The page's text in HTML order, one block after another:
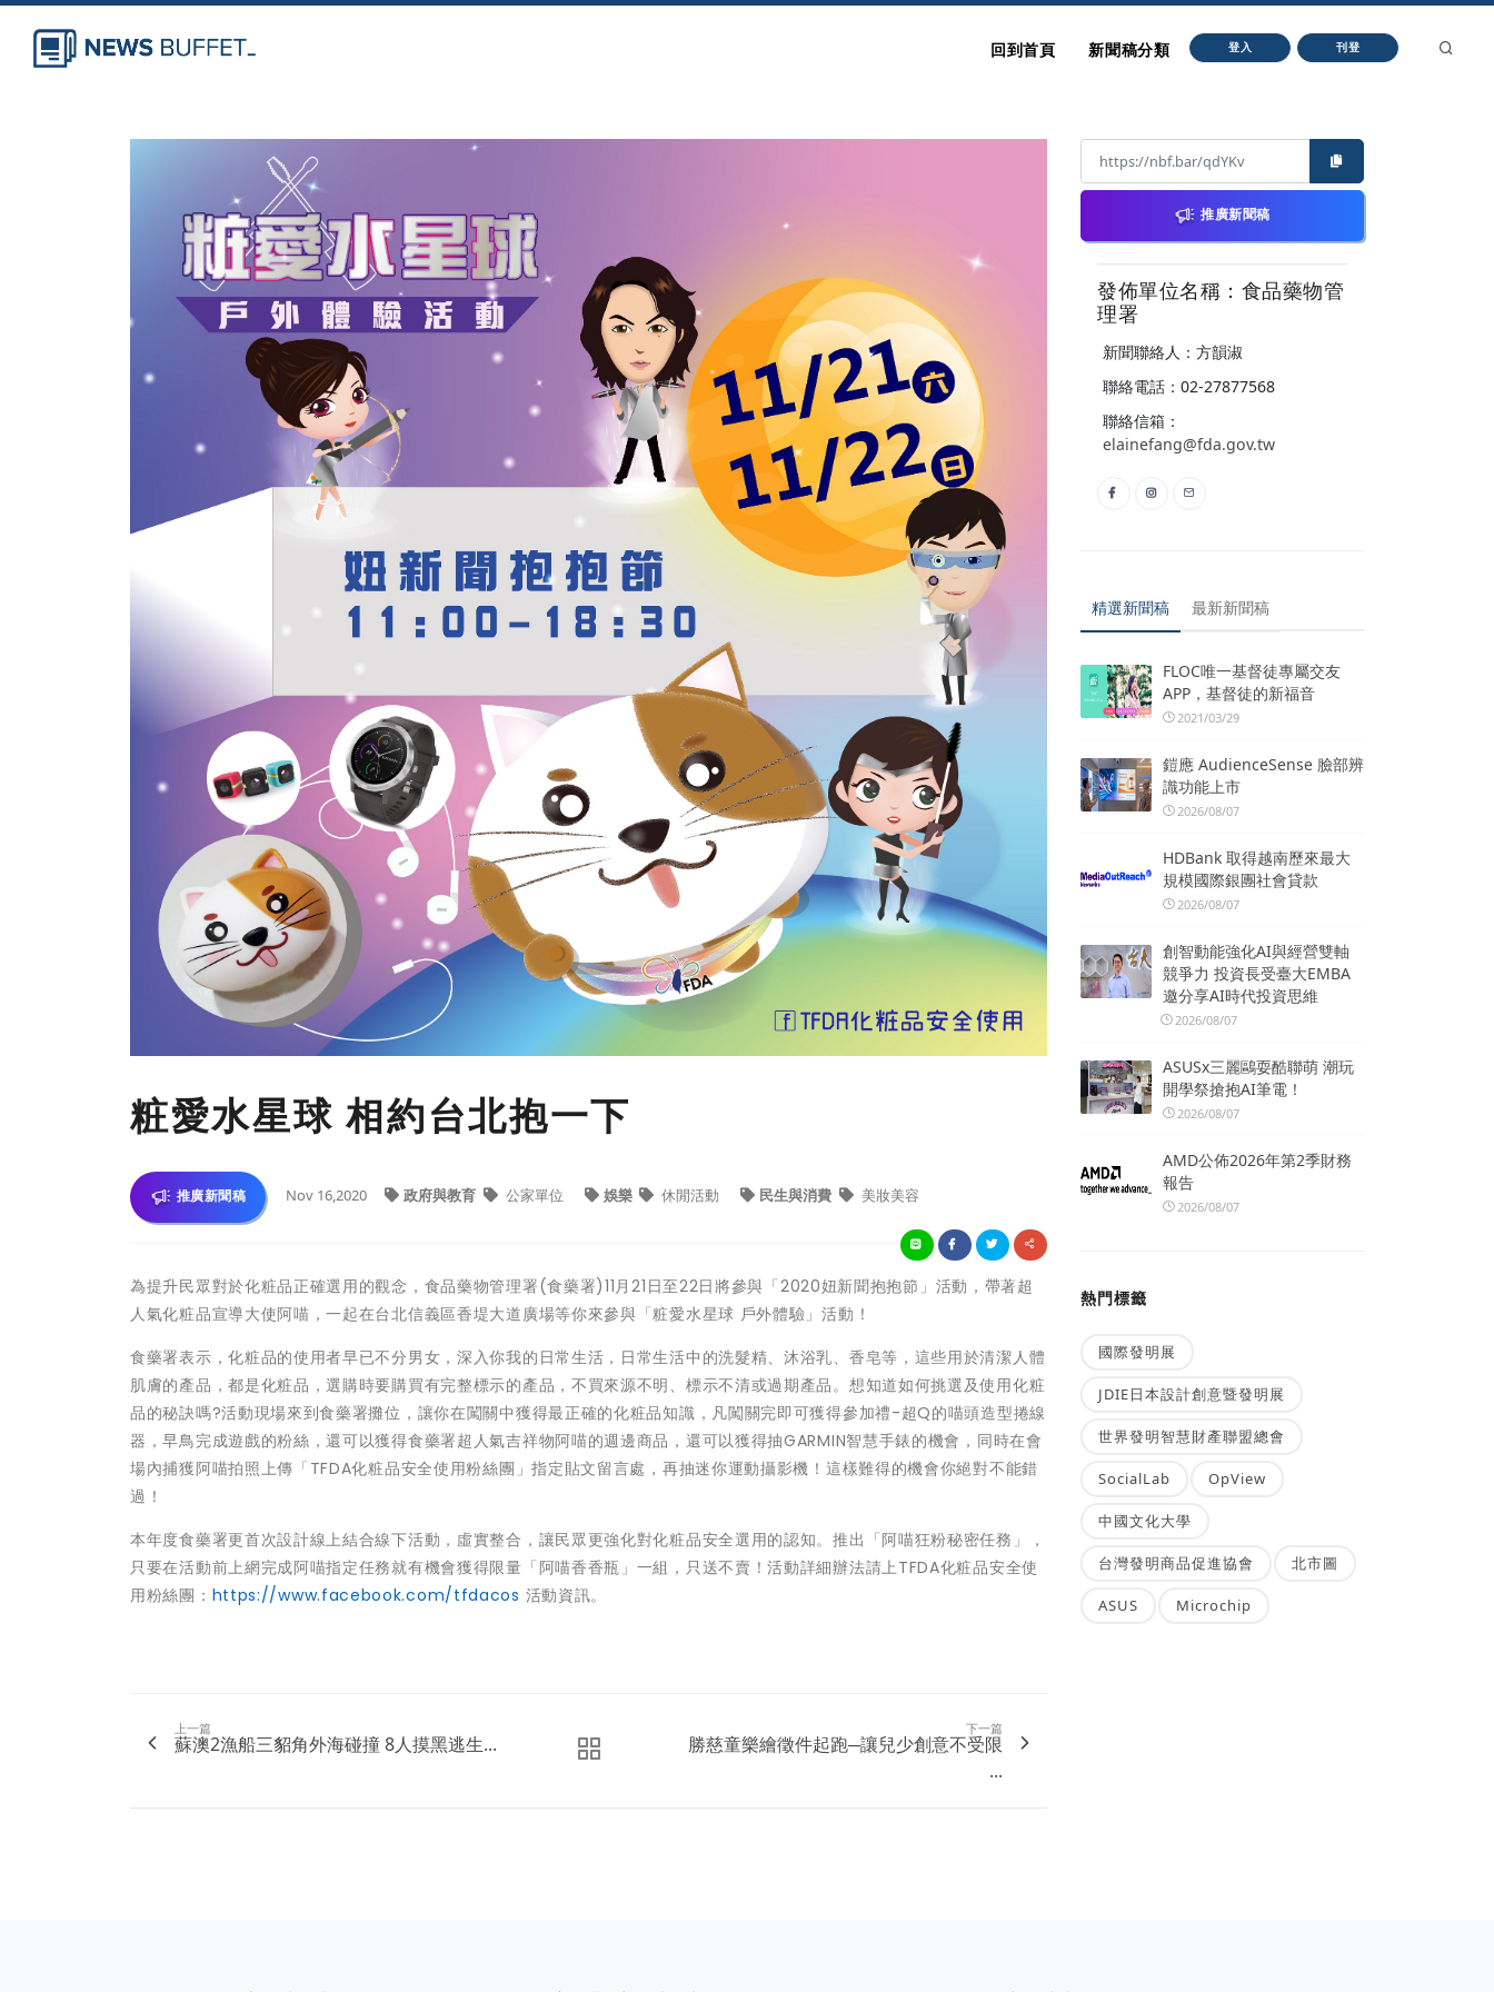
回到首頁 新聞稿分類 登入 刊登
粧愛水星球 相約台北抱一下
推廣新聞稿 Nov 16,2020 政府與教育 公家單位 娛樂 休閒活動 民生與消費 美妝美容
為提升民眾對於化粧品正確選用的觀念，食品藥物管理署(食藥署)11月21日至22日將參與「2020妞新聞抱抱節」活動，帶著超
人氣化粧品宣導大使阿喵，一起在台北信義區香堤大道廣場等你來參與「粧愛水星球 戶外體驗」活動！
食藥署表示，化粧品的使用者早已不分男女，深入你我的日常生活，日常生活中的洗髮精、沐浴乳、香皂等，這些用於清潔人體
肌膚的產品，都是化粧品，選購時要購買有完整標示的產品，不買來源不明、標示不清或過期產品。想知道如何挑選及使用化粧
品的秘訣嗎?活動現場來到食藥署攤位，讓你在闖關中獲得最正確的化粧品知識，凡闖關完即可獲得參加禮-超Q的喵頭造型捲線
器，早鳥完成遊戲的粉絲，還可以獲得食藥署超人氣吉祥物阿喵的週邊商品，還可以獲得抽GARMIN智慧手錶的機會，同時在會
場內捕獲阿喵拍照上傳「TFDA化粧品安全使用粉絲團」指定貼文留言處，再抽迷你運動攝影機！這樣難得的機會你絕對不能錯
過！
本年度食藥署更首次設計線上結合線下活動，虛實整合，讓民眾更強化對化粧品安全選用的認知。推出「阿喵狂粉秘密任務」，
只要在活動前上網完成阿喵指定任務就有機會獲得限量「阿喵香香瓶」一組，只送不賣！活動詳細辦法請上TFDA化粧品安全使
用粉絲團： https://www.facebook.com/tfdacos 活動資訊。
上一篇
蘇澳2漁船三貂角外海碰撞 8人摸黑逃生...
下一篇
勝慈童樂繪徵件起跑─讓兒少創意不受限
...
推廣新聞稿
發佈單位名稱：食品藥物管
理署
新聞聯絡人：方韻淑
聯絡電話：02-27877568
聯絡信箱：
elainefang@fda.gov.tw
精選新聞稿 最新新聞稿
FLOC唯一基督徒專屬交友
APP，基督徒的新福音
2021/03/29
鎧應 AudienceSense 臉部辨
識功能上市
2026/08/07
HDBank 取得越南歷來最大
規模國際銀團社會貸款
2026/08/07
創智動能強化AI與經營雙軸
競爭力 投資長受臺大EMBA
邀分享AI時代投資思維
2026/08/07
ASUSx三麗鷗耍酷聯萌 潮玩
開學祭搶抱AI筆電！
2026/08/07
AMD公佈2026年第2季財務
報告
2026/08/07
熱門標籤
國際發明展
JDIE日本設計創意暨發明展
世界發明智慧財產聯盟總會
SocialLab OpView
中國文化大學
台灣發明商品促進協會 北市圖
ASUS Microchip